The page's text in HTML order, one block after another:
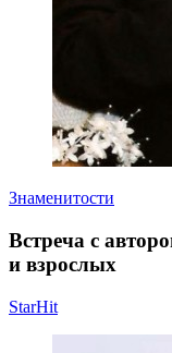
Знаменитости
Встреча с
и взрослых
StarHit